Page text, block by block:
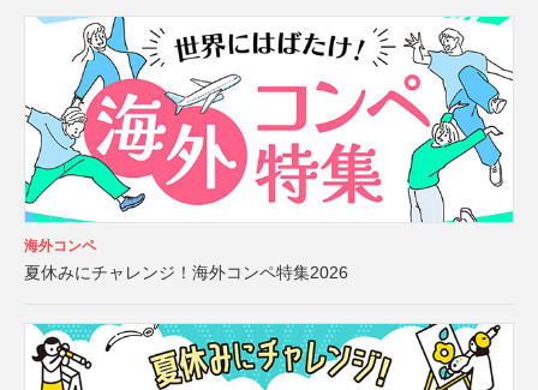
海外コンペ
夏休みにチャレンジ！海外コンペ特集2026